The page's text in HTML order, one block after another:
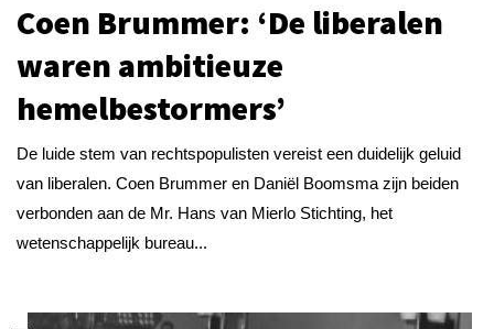
Coen Brummer: ‘De liberalen
waren ambitieuze
hemelbestormers’
De luide stem van rechtspopulisten vereist een duidelijk geluid
van liberalen. Coen Brummer en Daniël Boomsma zijn beiden
verbonden aan de Mr. Hans van Mierlo Stichting, het
wetenschappelijk bureau...